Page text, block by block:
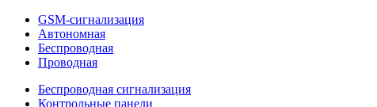
GSM-сигнализация
Автономная
Беспроводная
Проводная
Беспроводная сигнализация
Контрольные панели